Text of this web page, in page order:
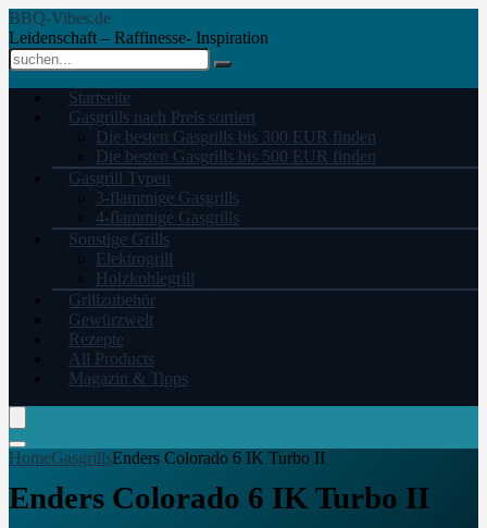
BBQ-Vibes.de
Leidenschaft – Raffinesse- Inspiration
Startseite
Gasgrills nach Preis sortiert
Die besten Gasgrills bis 300 EUR finden
Die besten Gasgrills bis 500 EUR finden
Gasgrill Typen
3-flammige Gasgrills
4-flammige Gasgrills
Sonstige Grills
Elektrogrill
Holzkohlegrill
Grillzubehör
Gewürzwelt
Rezepte
All Products
Magazin & Tipps
HomeGasgrillsEnders Colorado 6 IK Turbo II
Enders Colorado 6 IK Turbo II